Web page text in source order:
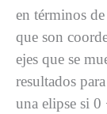
en términos
que son
ejes que se
resultados
una elipse si 0